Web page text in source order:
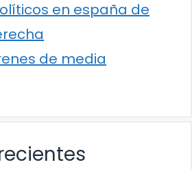
en españa de
de media